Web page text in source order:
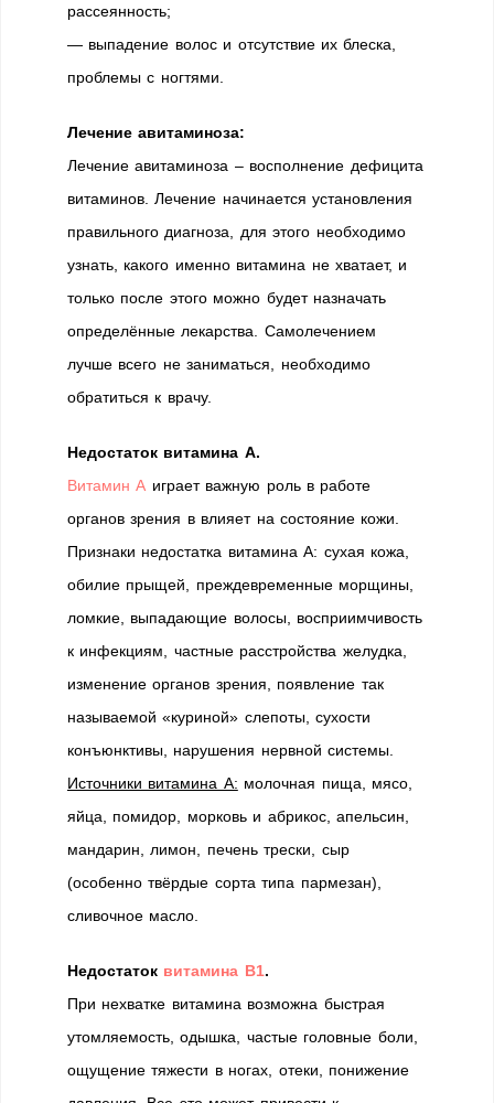
рассеянность;
— выпадение волос и отсутствие их блеска,
проблемы с ногтями.
Лечение авитаминоза:
Лечение авитаминоза – восполнение дефицита
витаминов. Лечение начинается установления
правильного диагноза, для этого необходимо
узнать, какого именно витамина не хватает, и
только после этого можно будет назначать
определённые лекарства. Самолечением
лучше всего не заниматься, необходимо
обратиться к врачу.
Недостаток витамина А.
Витамин А играет важную роль в работе
органов зрения в влияет на состояние кожи.
Признаки недостатка витамина А: сухая кожа,
обилие прыщей, преждевременные морщины,
ломкие, выпадающие волосы, восприимчивость
к инфекциям, частные расстройства желудка,
изменение органов зрения, появление так
называемой «куриной» слепоты, сухости
конъюнктивы, нарушения нервной системы.
Источники витамина А: молочная пища, мясо,
яйца, помидор, морковь и абрикос, апельсин,
мандарин, лимон, печень трески, сыр
(особенно твёрдые сорта типа пармезан),
сливочное масло.
Недостаток витамина В1.
При нехватке витамина возможна быстрая
утомляемость, одышка, частые головные боли,
ощущение тяжести в ногах, отеки, понижение